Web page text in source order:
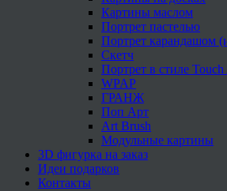
Картины маслом
Портрет пастелью
Портрет карандашом
Скетч
Портрет в стиле
WPAP
ГРАНЖ
Поп Арт
Art Brush
Модульные картины
3D фигурка на заказ
Идеи подарков
Контакты